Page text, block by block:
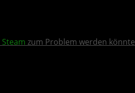
Steam zum Problem werden könnte